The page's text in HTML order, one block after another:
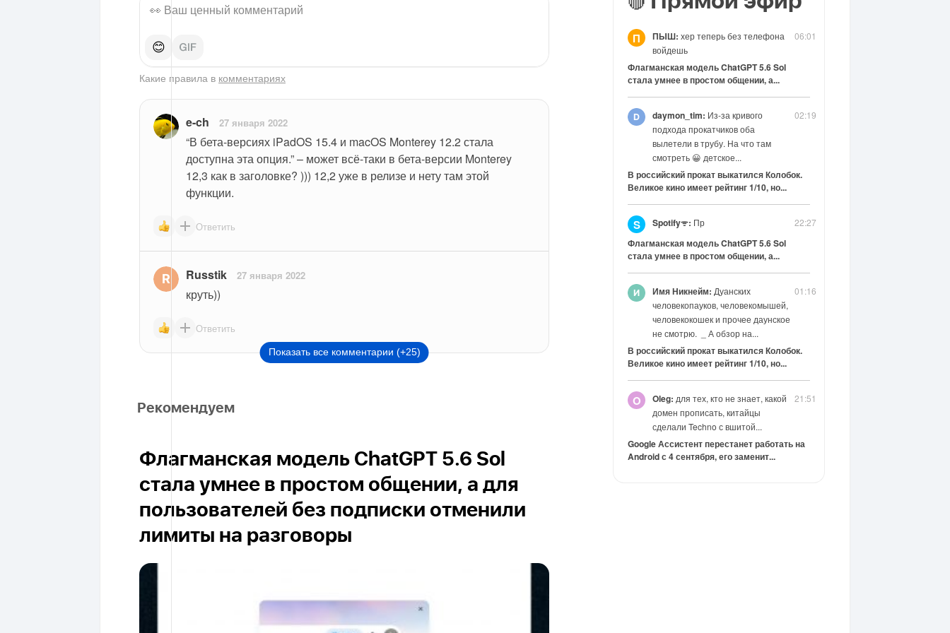
😊
Какие правила в комментариях
e-ch 27 января 2022
“В бета-версиях iPadOS 15.4 и macOS Monterey 12.2 стала
доступна эта опция.” – может всё-таки в бета-версии Monterey
12,3 как в заголовке? ))) 12,2 уже в релизе и нету там этой
функции.
Ответить
Russtik 27 января 2022
круть))
Ответить
Показать все комментарии (+25)
Рекомендуем
Флагманская модель ChatGPT 5.6 Sol
стала умнее в простом общении, а для
пользователей без подписки отменили
лимиты на разговоры
06:01
П ПЫШ: хер теперь без телефона
войдешь
Флагманская модель ChatGPT 5.6 Sol
стала умнее в простом общении, а...
02:19
daymon_tim: Из-за кривого
подхода прокатчиков оба
вылетели в трубу. На что там
смотреть 😀 детское...
В российский прокат выкатился Колобок.
Великое кино имеет рейтинг 1/10, но...
22:27
S Spotifyᯤ: Пр
Флагманская модель ChatGPT 5.6 Sol
стала умнее в простом общении, а...
01:16
Имя Никнейм: Дуанских
человекопауков, человекомышей,
человекокошек и прочее даунское
не смотрю. _ А обзор на...
В российский прокат выкатился Колобок.
Великое кино имеет рейтинг 1/10, но...
21:51
O Oleg: для тех, кто не знает, какой
домен прописать, китайцы
сделали Techno с вшитой...
Google Ассистент перестанет работать на
Android с 4 сентября, его заменит...